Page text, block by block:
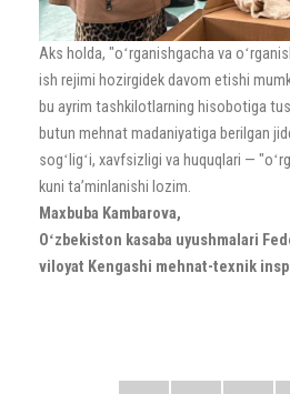
Aks holda, "oʻrganishgacha va
ish rejimi hozirgidek davom etishi
bu ayrim tashkilotlarning hisobotiga
butun mehnat madaniyatiga berilgan
sogʻligʻi, xavfsizligi va huquqlari —
kuni taʼminlanishi lozim.
Maxbuba Kambarova,
Oʻzbekiston kasaba uyushmalari
viloyat Kengashi mehnat-texnik